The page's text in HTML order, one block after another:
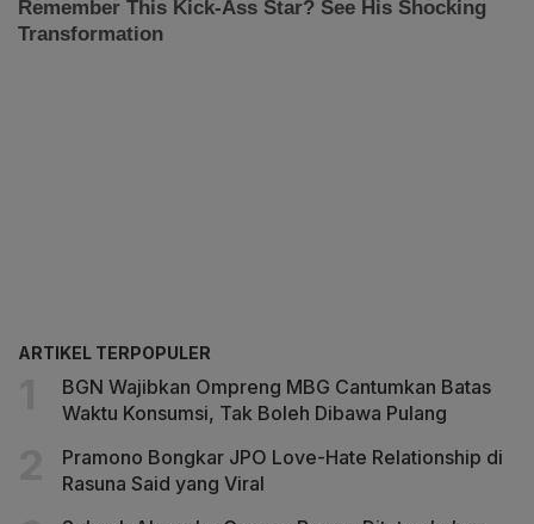
ARTIKEL TERPOPULER
BGN Wajibkan Ompreng MBG Cantumkan Batas
Waktu Konsumsi, Tak Boleh Dibawa Pulang
Pramono Bongkar JPO Love-Hate Relationship di
Rasuna Said yang Viral